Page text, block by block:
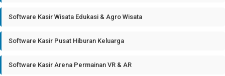
Software Kasir Wisata Edukasi & Agro Wisata
Software Kasir Pusat Hiburan Keluarga
Software Kasir Arena Permainan VR & AR